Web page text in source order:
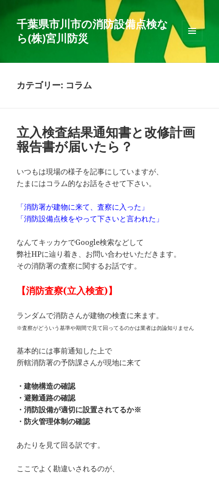
千葉県市川市の消防設備点検な
ら(株)宮川防災
メニュ
ィジェ
カテゴリー: コラム
立入検査結果通知書と改修計画
報告書が届いたら？
いつもは現場の様子を記事にしていますが、
たまにはコラム的なお話をさせて下さい。
「消防署が建物に来て、査察に入った」
「消防設備点検をやって下さいと言われた」
なんてキッカケでGoogle検索などして
弊社HPに辿り着き、お問い合わせいただきます。
その消防署の査察に関するお話です。
【消防査察(立入検査)】
ランダムで消防さんが建物の検査に来ます。
※査察がどういう基準や期間で見て回ってるのかは業者は勿論知りません
基本的には事前通知した上で
所轄消防署の予防課さんが現地に来て
・建物構造の確認
・避難通路の確認
・消防設備が適切に設置されてるか※
・防火管理体制の確認
あたりを見て回る訳です。
ここでよく勘違いされるのが、